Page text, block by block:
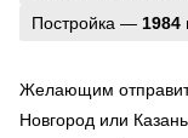
Постройка — 1984
Желающим
Новгород или